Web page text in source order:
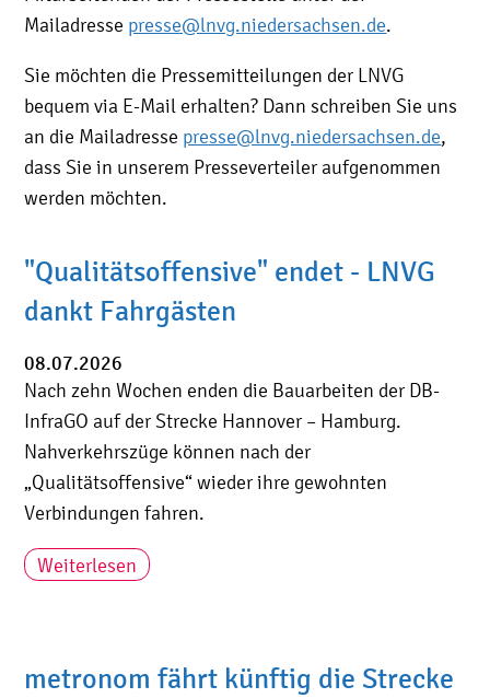
Mailadresse presse@lnvg.niedersachsen.de.
Sie möchten die Pressemitteilungen der LNVG
bequem via E-Mail erhalten? Dann schreiben Sie uns
an die Mailadresse presse@lnvg.niedersachsen.de,
dass Sie in unserem Presseverteiler aufgenommen
werden möchten.
"Qualitätsoffensive" endet - LNVG
dankt Fahrgästen
08.07.2026
Nach zehn Wochen enden die Bauarbeiten der DB-
InfraGO auf der Strecke Hannover – Hamburg.
Nahverkehrszüge können nach der
„Qualitätsoffensive“ wieder ihre gewohnten
Verbindungen fahren.
Weiterlesen
metronom fährt künftig die Strecke